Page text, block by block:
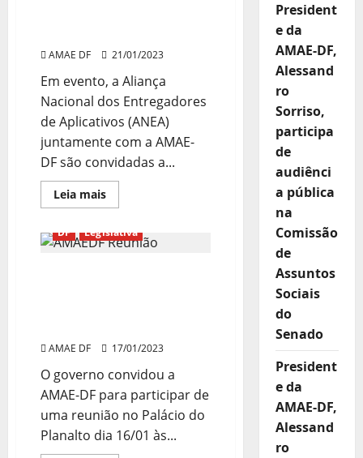
AMAE DF 21/01/2023
Em evento, a Aliança
Nacional dos Entregadores
de Aplicativos (ANEA)
juntamente com a AMAE-
DF são convidadas a...
Leia maisRead
more
DF
participa
Associação
DF
Legislativa
AMAE DF 17/01/2023
O governo convidou a
AMAE-DF para participar de
uma reunião no Palácio do
Planalto dia 16/01 às...
President
e da
AMAE-DF,
Alessand
ro
Sorriso,
participa
de
audiênci
a pública
na
Comissão
de
Assuntos
Sociais
do
Senado
President
e da
AMAE-DF,
Alessand
ro